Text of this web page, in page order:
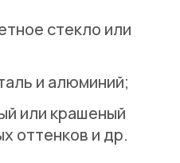
стекло или
и алюминий;
или крашеный
оттенков и др.